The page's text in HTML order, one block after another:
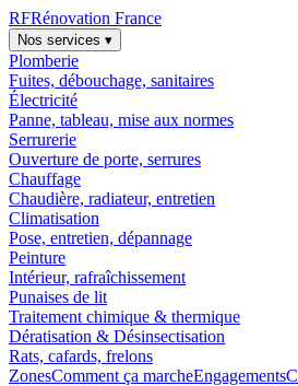
RFRénovation France
Nos services ▾
Plomberie
Fuites, débouchage, sanitaires
Électricité
Panne, tableau, mise aux normes
Serrurerie
Ouverture de porte, serrures
Chauffage
Chaudière, radiateur, entretien
Climatisation
Pose, entretien, dépannage
Peinture
Intérieur, rafraîchissement
Punaises de lit
Traitement chimique & thermique
Dératisation & Désinsectisation
Rats, cafards, frelons
ZonesComment ça marcheEngagements